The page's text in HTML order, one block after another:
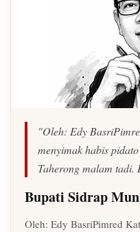
"Oleh: Edy
menyimak habis
Taherong malam
Bupati Sidrap
Oleh: Edy BasriPimred